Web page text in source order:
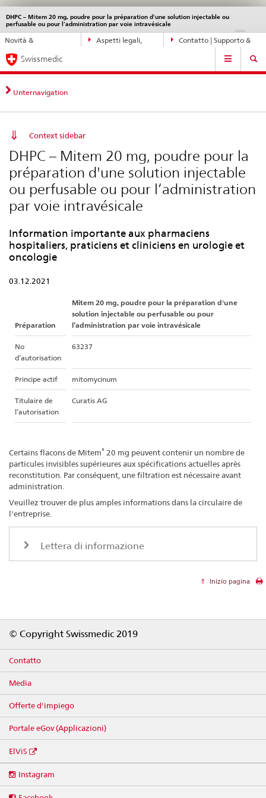
Navigazione
diretta:
novità,
aspetti
legali,
contatto
Novità &
Aspetti legali,
Contatto | Supporto &
DHPC – Mitem 20 mg, poudre pour la préparation d'une solution injectable ou
perfusable ou pour l‘administration par voie intravésicale
DE IT
Service
navigation
Navigation
Swissmedic
Unternavigation
Context sidebar
DHPC – Mitem 20 mg, poudre pour la
préparation d'une solution injectable
ou perfusable ou pour l‘administration
par voie intravésicale
Information importante aux pharmaciens
hospitaliers, praticiens et cliniciens en urologie et
oncologie
03.12.2021
Préparation
Mitem 20 mg, poudre pour la préparation d'une
solution injectable ou perfusable ou pour
l‘administration par voie intravésicale
No
d’autorisation
63237
Principe actif mitomycinum
Titulaire de
l’autorisation
Curatis AG
Certains flacons de Mitem® 20 mg peuvent contenir un nombre de
particules invisibles supérieures aux spécifications actuelles après
reconstitution. Par conséquent, une filtration est nécessaire avant
administration.
Veuillez trouver de plus amples informations dans la circulaire de
l'entreprise.
Lettera di informazione
Inizio pagina
© Copyright Swissmedic 2019
Contatto
Media
Offerte d'impiego
Portale eGov (Applicazioni)
ElViS
media
Instagram